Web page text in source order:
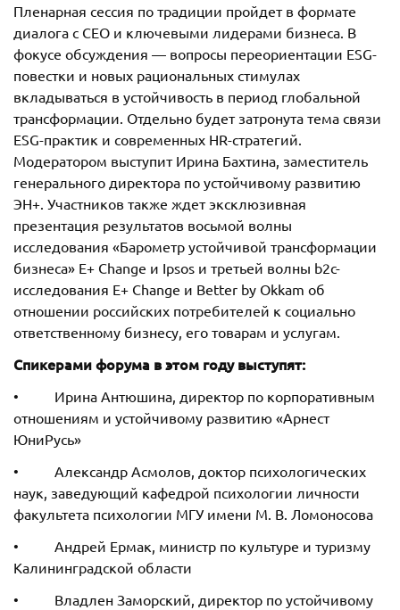
Пленарная сессия по традиции пройдет в формате
диалога с CEO и ключевыми лидерами бизнеса. В
фокусе обсуждения — вопросы переориентации ESG-
повестки и новых рациональных стимулах
вкладываться в устойчивость в период глобальной
трансформации. Отдельно будет затронута тема связи
ESG-практик и современных HR-стратегий.
Модератором выступит Ирина Бахтина, заместитель
генерального директора по устойчивому развитию
ЭН+. Участников также ждет эксклюзивная
презентация результатов восьмой волны
исследования «Барометр устойчивой трансформации
бизнеса» E+ Change и Ipsos и третьей волны b2c-
исследования E+ Change и Better by Okkam об
отношении российских потребителей к социально
ответственному бизнесу, его товарам и услугам.
Спикерами форума в этом году выступят:
• Ирина Антюшина, директор по корпоративным
отношениям и устойчивому развитию «Арнест
ЮниРусь»
• Александр Асмолов, доктор психологических
наук, заведующий кафедрой психологии личности
факультета психологии МГУ имени М. В. Ломоносова
• Андрей Ермак, министр по культуре и туризму
Калининградской области
• Владлен Заморский, директор по устойчивому